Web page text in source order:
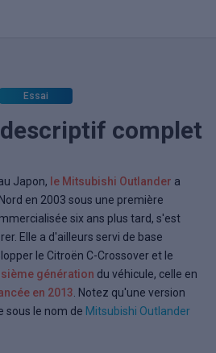
Essai
descriptif complet
Japon, le Mitsubishi Outlander a
en 2003 sous une première
six ans plus tard, s'est
Elle a d'ailleurs servi de base
le Citroën C-Crossover et le
génération du véhicule, celle en
en 2013 . Notez qu'une version
sous le nom de Mitsubishi Outlander